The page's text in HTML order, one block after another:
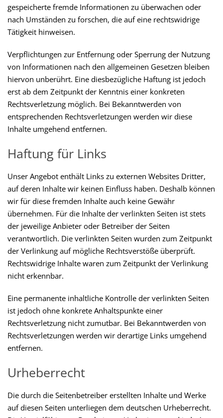
gespeicherte fremde Informationen zu überwachen oder
nach Umständen zu forschen, die auf eine rechtswidrige
Tätigkeit hinweisen.
Verpflichtungen zur Entfernung oder Sperrung der Nutzung
von Informationen nach den allgemeinen Gesetzen bleiben
hiervon unberührt. Eine diesbezügliche Haftung ist jedoch
erst ab dem Zeitpunkt der Kenntnis einer konkreten
Rechtsverletzung möglich. Bei Bekanntwerden von
entsprechenden Rechtsverletzungen werden wir diese
Inhalte umgehend entfernen.
Haftung für Links
Unser Angebot enthält Links zu externen Websites Dritter,
auf deren Inhalte wir keinen Einfluss haben. Deshalb können
wir für diese fremden Inhalte auch keine Gewähr
übernehmen. Für die Inhalte der verlinkten Seiten ist stets
der jeweilige Anbieter oder Betreiber der Seiten
verantwortlich. Die verlinkten Seiten wurden zum Zeitpunkt
der Verlinkung auf mögliche Rechtsverstöße überprüft.
Rechtswidrige Inhalte waren zum Zeitpunkt der Verlinkung
nicht erkennbar.
Eine permanente inhaltliche Kontrolle der verlinkten Seiten
ist jedoch ohne konkrete Anhaltspunkte einer
Rechtsverletzung nicht zumutbar. Bei Bekanntwerden von
Rechtsverletzungen werden wir derartige Links umgehend
entfernen.
Urheberrecht
Die durch die Seitenbetreiber erstellten Inhalte und Werke
auf diesen Seiten unterliegen dem deutschen Urheberrecht.